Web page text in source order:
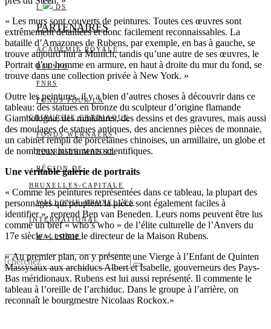
I DS
PARTENAIRES
ACADÉMIE ROYALE
BELSPO
FNRS
FONDS POUR LA
CHIRURGIE CARDIAQUE
FONDS WERNAERS
FOURNIER-MAJOIE
RÉGION DE
BRUXELLES-CAPITALE
WALLONIE-BRUXELLES
INTERNATIONAL
WALLONIE
« Les murs sont couverts de peintures. Toutes ces œuvres sont
extrêmement détaillées et donc facilement reconnaissables. La
bataille d’Amazones de Rubens, par exemple, en bas à gauche, se
trouve aujourd’hui à Munich, tandis qu’une autre de ses œuvres, le
Portrait d’un homme en armure, en haut à droite du mur du fond, se
trouve dans une collection privée à New York. »
Outre les peintures, il y a bien d’autres choses à découvrir dans ce
tableau: des statues en bronze du sculpteur d’origine flamande
Giambologna, des miniatures, des dessins et des gravures, mais aussi
des moulages de statues antiques, des anciennes pièces de monnaie,
un cabinet rempli de porcelaines chinoises, un armillaire, un globe et
de nombreux instruments scientifiques.
Une véritable galerie de portraits
« Comme les peintures représentées dans ce tableau, la plupart des
personnages qui peuplent la pièce sont également faciles à
identifier », reprend Ben van Beneden. Leurs noms peuvent être lus
comme un bref « who’s who » de l’élite culturelle de l’Anvers du
17e siècle », estime le directeur de la Maison Rubens.
« Au premier plan, on y présente une Vierge à l’Enfant de Quinten
Massysaux aux archiducs Albert et Isabelle, gouverneurs des Pays-
Bas méridionaux. Rubens est lui aussi représenté. Il commente le
tableau à l’oreille de l’archiduc. Dans le groupe à l’arrière, on
reconnaît le bourgmestre Nicolaas Rockox.»